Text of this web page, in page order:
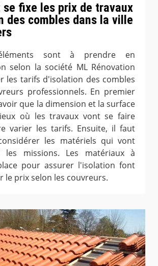
se fixe les prix de travaux
des combles dans la ville
sont à prendre en
selon la société ML Rénovation
les tarifs d'isolation des combles
professionnels. En premier
que la dimension et la surface
où les travaux vont se faire
varier les tarifs. Ensuite, il faut
les matériels qui vont
missions. Les matériaux à
pour assurer l'isolation font
le prix selon les couvreurs.